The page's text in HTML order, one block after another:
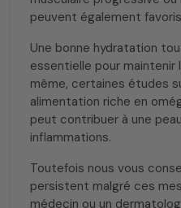
peuvent également
Une bonne hydratation
essentielle pour maintenir
même, certaines études
alimentation riche en
peut contribuer à une
inflammations.
Toutefois nous vous
persistent malgré ces
médecin ou un